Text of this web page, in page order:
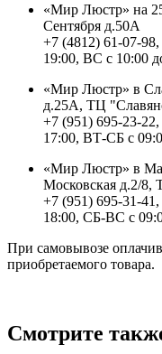
«Мир Люстр» на
Сентября д.50А
+7 (4812) 61-07-
19:00, ВС с 10:00
«Мир Люстр» в
д.25А, ТЦ
+7 (951) 695-23-
17:00, ВТ-СБ с
«Мир Люстр» в
Московская д.2/
+7 (951) 695-31-
18:00, СБ-ВС с
При самовывозе
приобретаемого товара.
Смотрите